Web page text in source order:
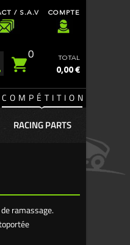
/ S.A.V COMPTE
0 TOTAL
0,00 €
COMPÉTITION
RACING PARTS
ramassage.